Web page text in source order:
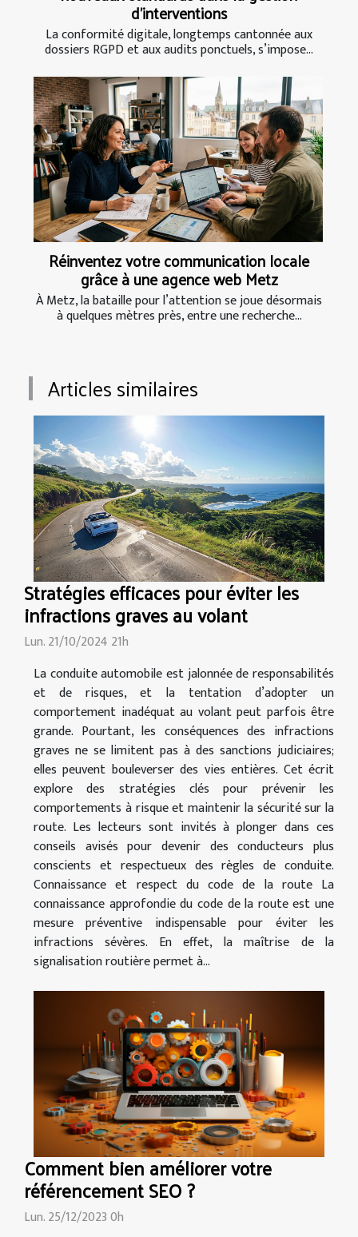
d’interventions
La conformité digitale, longtemps cantonnée aux
dossiers RGPD et aux audits ponctuels, s’impose...
Réinventez votre communication locale
grâce à une agence web Metz
À Metz, la bataille pour l’attention se joue désormais
à quelques mètres près, entre une recherche...
Articles similaires
Stratégies efficaces pour éviter les
infractions graves au volant
Lun. 21/10/2024 21h
La conduite automobile est jalonnée de responsabilités
et de risques, et la tentation d’adopter un
comportement inadéquat au volant peut parfois être
grande. Pourtant, les conséquences des infractions
graves ne se limitent pas à des sanctions judiciaires;
elles peuvent bouleverser des vies entières. Cet écrit
explore des stratégies clés pour prévenir les
comportements à risque et maintenir la sécurité sur la
route. Les lecteurs sont invités à plonger dans ces
conseils avisés pour devenir des conducteurs plus
conscients et respectueux des règles de conduite.
Connaissance et respect du code de la route La
connaissance approfondie du code de la route est une
mesure préventive indispensable pour éviter les
infractions sévères. En effet, la maîtrise de la
signalisation routière permet à...
Comment bien améliorer votre
référencement SEO ?
Lun. 25/12/2023 0h